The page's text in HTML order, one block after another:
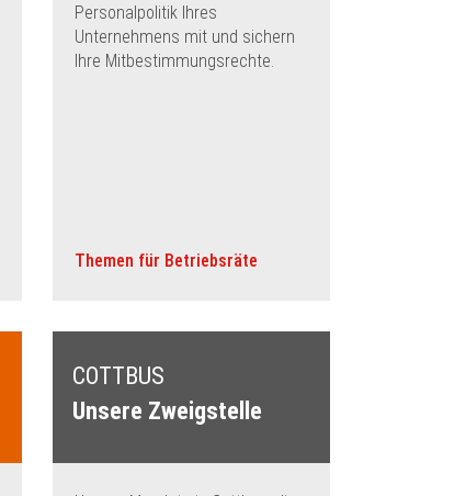
Personalpolitik Ihres
Unternehmens mit und sichern
Ihre Mitbestimmungsrechte.
Themen für Betriebsräte
COTTBUS
Unsere Zweigstelle